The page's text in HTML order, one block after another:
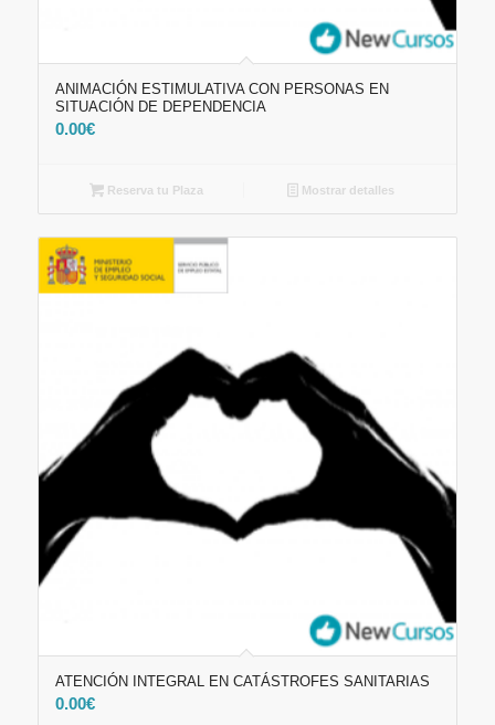
ANIMACIÓN ESTIMULATIVA CON PERSONAS EN
SITUACIÓN DE DEPENDENCIA
0.00€
Reserva tu Plaza Mostrar detalles
ATENCIÓN INTEGRAL EN CATÁSTROFES SANITARIAS
0.00€